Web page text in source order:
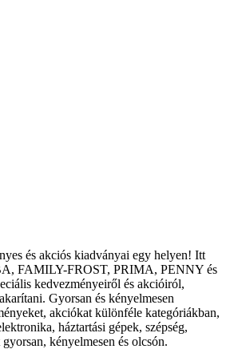
és akciós kiadványai egy helyen! Itt
FAMILY-FROST, PRIMA, PENNY és
kedvezményeiről és akcióiról,
Gyorsan és kényelmesen
akciókat különféle kategóriákban,
háztartási gépek, szépség,
kényelmesen és olcsón.